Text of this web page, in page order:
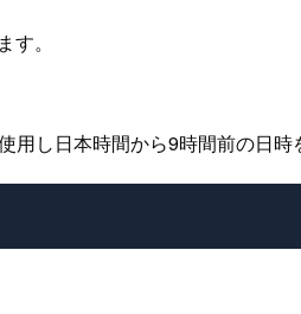
。
し日本時間から9時間前の日時